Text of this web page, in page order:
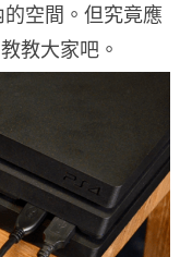
空間。但究竟應
教大家吧。